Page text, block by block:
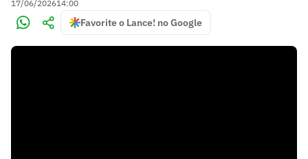
17/06/202614:00
Favorite o Lance! no Google